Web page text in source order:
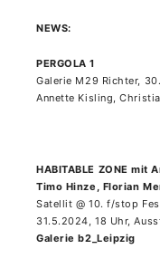
NEWS:
PERGOLA 1
Galerie M29 Richter,
Annette Kisling,
HABITABLE ZONE mit
Timo Hinze, Florian
Satellit @ 10. f/stop
31.5.2024, 18 Uhr,
Galerie b2_Leipzig